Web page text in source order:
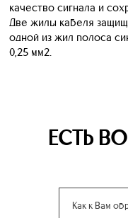
качество сигнала и
Две жилы кабеля
одной из жил полоса
0,25 мм2.
ЕСТЬ